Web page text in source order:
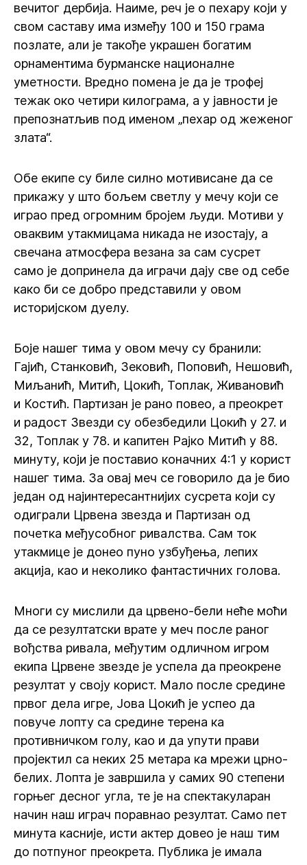
вечитог дербија. Наиме, реч је о пехару који у
свом саставу има између 100 и 150 грама
позлате, али је такође украшен богатим
орнаментима бурманске националне
уметности. Вредно помена је да је трофеј
тежак око четири килограма, а у јавности је
препознатљив под именом „пехар од жеженог
злата“.
Обе екипе су биле силно мотивисане да се
прикажу у што бољем светлу у мечу који се
играо пред огромним бројем људи. Мотиви у
оваквим утакмицама никада не изостају, а
свечана атмосфера везана за сам сусрет
само је допринела да играчи дају све од себе
како би се добро представили у овом
историјском дуелу.
Боје нашег тима у овом мечу су бранили:
Гајић, Станковић, Зековић, Поповић, Нешовић,
Миљанић, Митић, Цокић, Топлак, Живановић
и Костић. Партизан је рано повео, а преокрет
и радост Звезди су обезбедили Цокић у 27. и
32, Топлак у 78. и капитен Рајко Митић у 88.
минуту, који је поставио коначних 4:1 у корист
нашег тима. За овај меч се говорило да је био
један од најинтересантнијих сусрета који су
одиграли Црвена звезда и Партизан од
почетка међусобног ривалства. Сам ток
утакмице је донео пуно узбуђења, лепих
акција, као и неколико фантастичних голова.
Многи су мислили да црвено-бели неће моћи
да се резултатски врате у меч после раног
вођства ривала, међутим одличном игром
екипа Црвене звезде је успела да преокрене
резултат у своју корист. Мало после средине
првог дела игре, Јова Цокић је успео да
повуче лопту са средине терена ка
противничком голу, као и да упути прави
пројектил са неких 25 метара ка мрежи црно-
белих. Лопта је завршила у самих 90 степени
горњег десног угла, те је на спектакуларан
начин наш играч поравнао резултат. Само пет
минута касније, исти актер довео је наш тим
до потпуног преокрета. Публика је имала